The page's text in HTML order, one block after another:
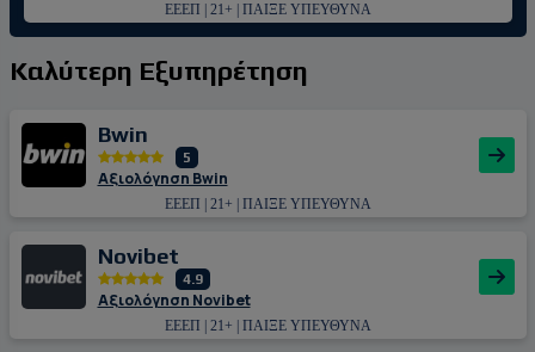
ΕΕΕΠ | 21+ | ΠΑΙΞΕ ΥΠΕΥΘΥΝΑ
Καλύτερη Εξυπηρέτηση
Bwin
5
Αξιολόγηση Bwin
ΕΕΕΠ | 21+ | ΠΑΙΞΕ ΥΠΕΥΘΥΝΑ
Novibet
4.9
Αξιολόγηση Novibet
ΕΕΕΠ | 21+ | ΠΑΙΞΕ ΥΠΕΥΘΥΝΑ